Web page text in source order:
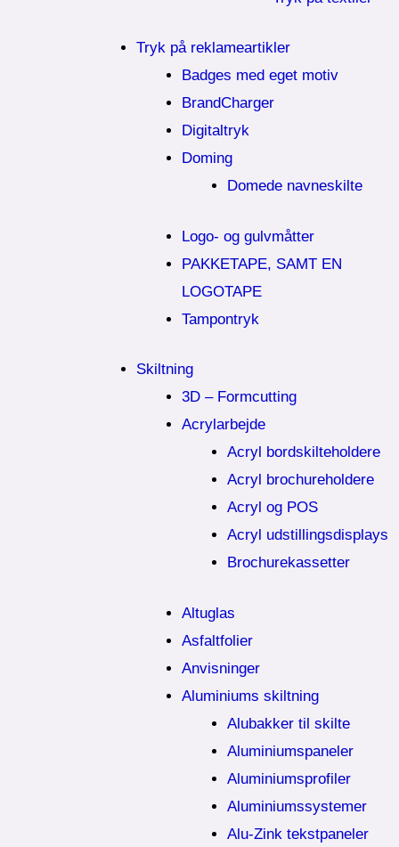
Tryk på reklameartikler
Badges med eget motiv
BrandCharger
Digitaltryk
Doming
Domede navneskilte
Logo- og gulvmåtter
PAKKETAPE, SAMT EN
LOGOTAPE
Tampontryk
Skiltning
3D – Formcutting
Acrylarbejde
Acryl bordskilteholdere
Acryl brochureholdere
Acryl og POS
Acryl udstillingsdisplays
Brochurekassetter
Altuglas
Asfaltfolier
Anvisninger
Aluminiums skiltning
Alubakker til skilte
Aluminiumspaneler
Aluminiumsprofiler
Aluminiumssystemer
Alu-Zink tekstpaneler